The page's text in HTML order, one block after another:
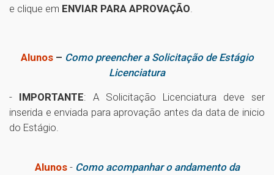
e clique em ENVIAR PARA APROVAÇÃO
Alunos– Como preencher a Solicitação de Estágio
Licenciatura
- IMPORTANTE: A Solicitação Licenciatura deve ser
inserida e enviada para aprovação antes da data de inicio
do Estágio.
Alunos- Como acompanhar o andamento da